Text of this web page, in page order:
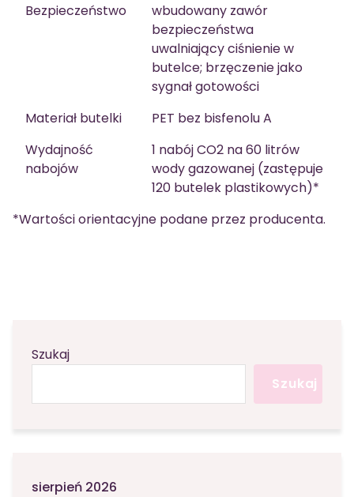
Bezpieczeństwo
wbudowany zawór
bezpieczeństwa
uwalniający ciśnienie w
butelce; brzęczenie jako
sygnał gotowości
Materiał butelki
PET bez bisfenolu A
Wydajność
nabojów
1 nabój CO2 na 60 litrów
wody gazowanej (zastępuje
120 butelek plastikowych)*
*Wartości orientacyjne podane przez producenta.
Szukaj
Szukaj
sierpień 2026